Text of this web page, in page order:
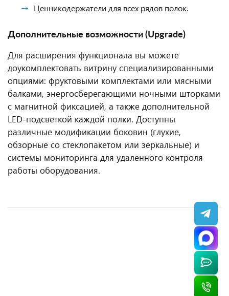
Ценникодержатели для всех рядов полок.
Дополнительные возможности (Upgrade)
Для расширения функционала вы можете
доукомплектовать витрину специализированными
опциями: фруктовыми комплектами или мясными
балками, энергосберегающими ночными шторками
с магнитной фиксацией, а также дополнительной
LED-подсветкой каждой полки. Доступны
различные модификации боковин (глухие,
обзорные со стеклопакетом или зеркальные) и
системы мониторинга для удаленного контроля
работы оборудования.